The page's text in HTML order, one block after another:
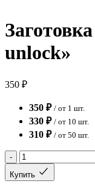
unlock»
350 ₽
350 ₽ / от 1 шт.
330 ₽ / от 10 шт.
310 ₽ / от 50 шт.
-
Купить